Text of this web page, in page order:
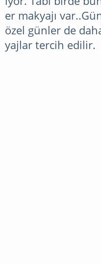
SAÇ
er makyajı
özel günler de
yajlar tercih edilir.